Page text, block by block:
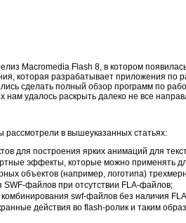
Macromedia Flash 8, в котором
которая разрабатывает приложения
сделать полный обзор программ по
удалось раскрыть далеко не все
в вышеуказанных статьях:
для построения ярких анимаций для
эффекты, которые можно применять
объектов (например, логотипа)
файлов при отсутствии FLA-файлов;
swf-файлов без наличия
действия во flash-ролик и таким